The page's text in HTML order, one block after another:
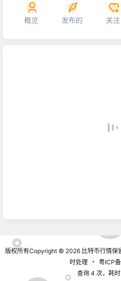
概览 发布的 关注
版权所有Copyright © 2026 比特币行情保
时处理
・ 粤ICP
查询 4 次，耗